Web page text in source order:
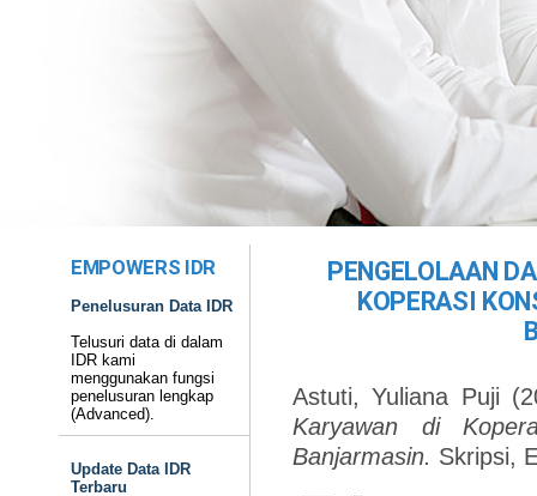
EMPOWERS IDR
Penelusuran Data IDR
Telusuri data di dalam
IDR kami
menggunakan fungsi
penelusuran lengkap
(Advanced).
Update Data IDR
Terbaru
PENGELOLAAN
KOPERASI
Astuti, Yuliana Puji
Karyawan di
Banjarmasin. Skripsi,